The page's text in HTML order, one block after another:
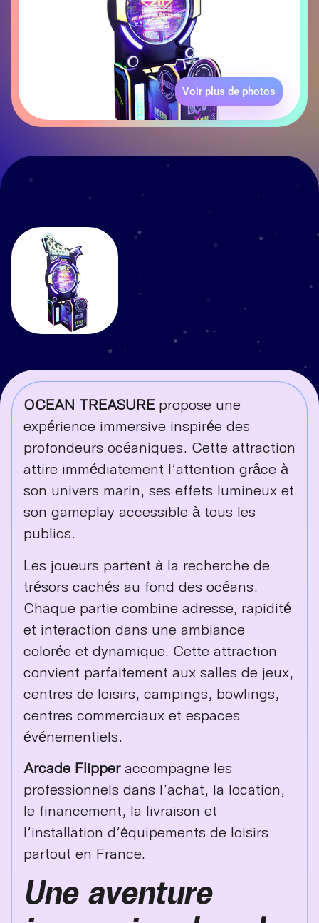
Voir plus de photos
OCEAN TREASURE propose une
expérience immersive inspirée des
profondeurs océaniques. Cette attraction
attire immédiatement l’attention grâce à
son univers marin, ses effets lumineux et
son gameplay accessible à tous les
publics.
Les joueurs partent à la recherche de
trésors cachés au fond des océans.
Chaque partie combine adresse, rapidité
et interaction dans une ambiance
colorée et dynamique. Cette attraction
convient parfaitement aux salles de jeux,
centres de loisirs, campings, bowlings,
centres commerciaux et espaces
événementiels.
Arcade Flipperaccompagne les
professionnels dans l’achat, la location,
le financement, la livraison et
l’installation d’équipements de loisirs
partout en France.
Une aventure